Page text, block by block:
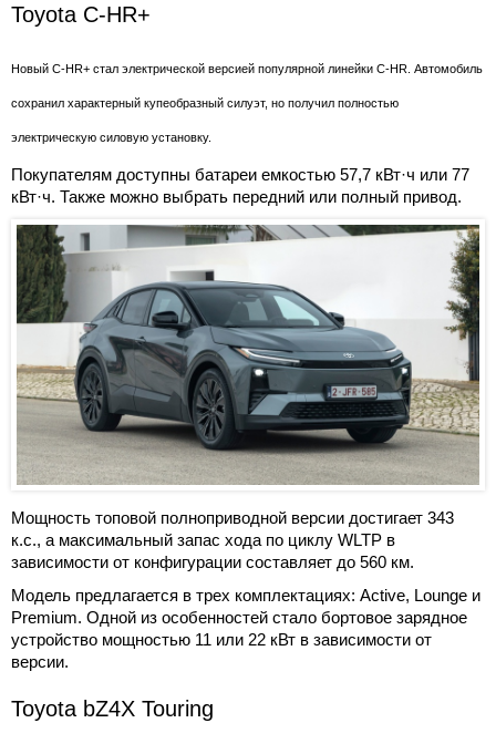
Toyota C-HR+
Новый C-HR+ стал электрической версией популярной линейки C-HR. Автомобиль
сохранил характерный купеобразный силуэт, но получил полностью
электрическую силовую установку.
Покупателям доступны батареи емкостью 57,7 кВт·ч или 77
кВт·ч. Также можно выбрать передний или полный привод.
Мощность топовой полноприводной версии достигает 343
к.с., а максимальный запас хода по циклу WLTP в
зависимости от конфигурации составляет до 560 км.
Модель предлагается в трех комплектациях: Active, Lounge и
Premium. Одной из особенностей стало бортовое зарядное
устройство мощностью 11 или 22 кВт в зависимости от
версии.
Toyota bZ4X Touring